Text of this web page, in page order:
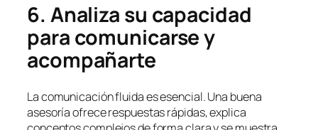
6. Analiza su capacidad
para comunicarse y
acompañarte
La comunicación fluida es esencial. Una buena
asesoría ofrece respuestas rápidas, explica